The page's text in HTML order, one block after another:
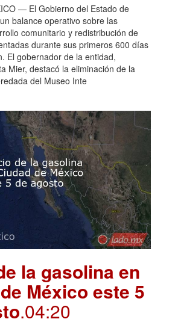
— El Gobierno del Estado de
balance operativo sobre las
comunitario y redistribución de
durante sus primeros 600 días
El gobernador de la entidad,
Mier, destacó la eliminación de la
del Museo Inte
la gasolina en
México este 5
.04:20